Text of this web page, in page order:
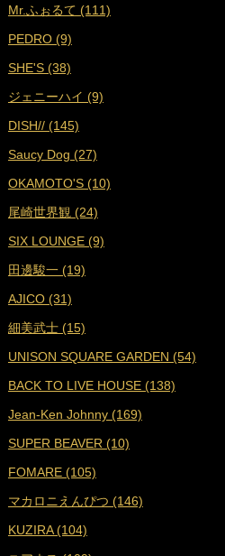
■2024年4月 (16)
■2024年3月 (17)
■2024年2月 (17)
■2024年1月 (18)
■2023年12月 (17)
■2023年11月 (19)
■2023年10月 (17)
■2023年9月 (17)
■2023年8月 (19)
■2023年7月 (16)
■2023年6月 (18)
■2023年5月 (19)
■2023年4月 (18)
■2023年3月 (19)
■2023年2月 (17)
■2023年1月 (17)
■2022年12月 (19)
■2022年11月 (19)
■2022年10月 (16)
Mr.ふぉるて (111)
PEDRO (9)
SHE'S (38)
ジェニーハイ (9)
DISH// (145)
Saucy Dog (27)
OKAMOTO'S (10)
尾崎世界観 (24)
SIX LOUNGE (9)
田邊駿一 (19)
AJICO (31)
細美武士 (15)
UNISON SQUARE GARDEN (54)
BACK TO LIVE HOUSE (138)
Jean-Ken Johnny (169)
SUPER BEAVER (10)
FOMARE (105)
マカロニえんぴつ (146)
KUZIRA (104)